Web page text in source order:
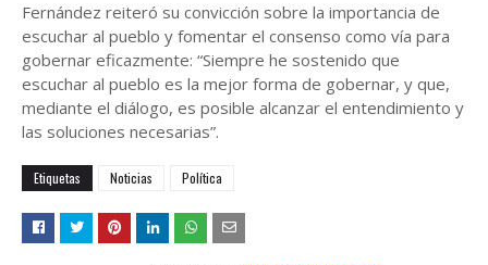
Fernández reiteró su convicción sobre la importancia de
escuchar al pueblo y fomentar el consenso como vía para
gobernar eficazmente: “Siempre he sostenido que
escuchar al pueblo es la mejor forma de gobernar, y que,
mediante el diálogo, es posible alcanzar el entendimiento y
las soluciones necesarias”.
Etiquetas Noticias Política